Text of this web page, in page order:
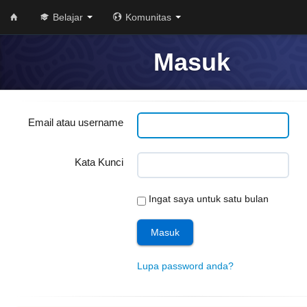
Belajar Komunitas
Masuk
Email atau username
Kata Kunci
Ingat saya untuk satu bulan
Lupa password anda?